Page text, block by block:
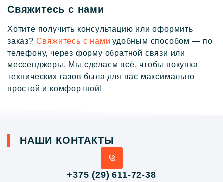
Свяжитесь с нами
Хотите получить консультацию или оформить
заказ? Свяжитесь с нами удобным способом — по
телефону, через форму обратной связи или
мессенджеры. Мы сделаем всё, чтобы покупка
технических газов была для вас максимально
простой и комфортной!
НАШИ КОНТАКТЫ
+375 (29) 611-72-38